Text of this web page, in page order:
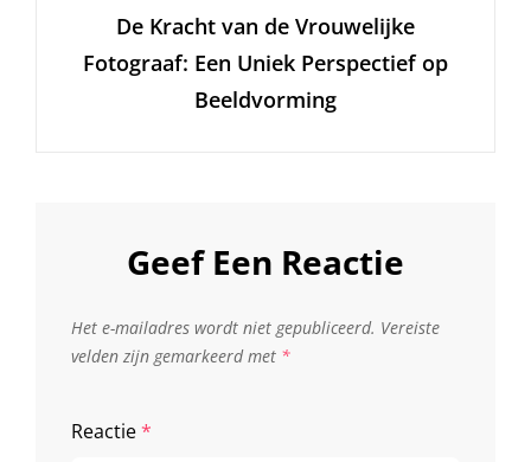
BerichtDe Kracht van de Vrouwelijke
Fotograaf: Een Uniek Perspectief op
Beeldvorming
Geef Een Reactie
Het e-mailadres wordt niet gepubliceerd. Vereiste
velden zijn gemarkeerd met *
Reactie*